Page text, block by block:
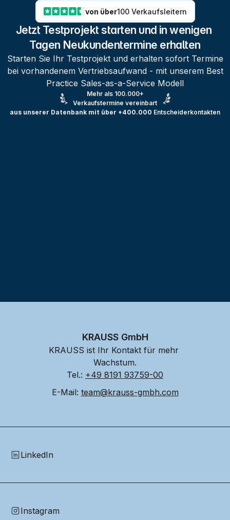
von über100 Verkaufsleitern
Jetzt Testprojekt starten und in wenigen
Tagen Neukundentermine erhalten
Starten Sie Ihr Testprojekt und erhalten sofort Termine
bei vorhandenem Vertriebsaufwand - mit unserem Best
Practice Sales-as-a-Service Modell
Mehr als 100.000+
Verkaufstermine vereinbart
aus unserer Datenbank mit über +400.000 Entscheiderkontakten
KRAUSS GmbH
KRAUSS ist Ihr Kontakt für mehr
Wachstum.
Tel.: +49 8191 93759-00
E-Mail: team@krauss-gmbh.com
LinkedIn
Instagram